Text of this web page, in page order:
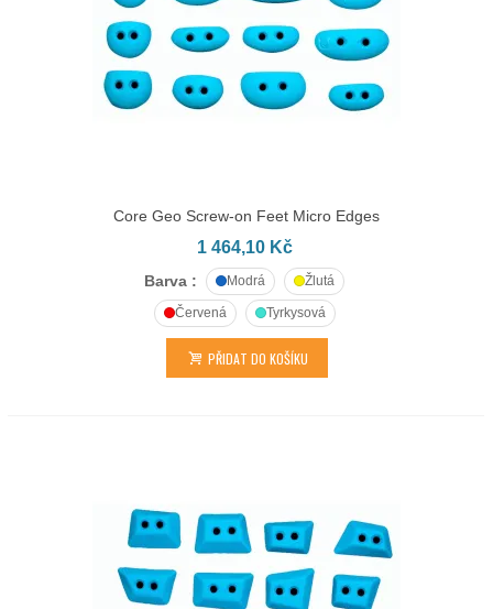
Core Geo Screw-on Feet Micro Edges
1 464,10 Kč
Barva : Modrá Žlutá
Červená Tyrkysová
PŘIDAT DO KOŠÍKU